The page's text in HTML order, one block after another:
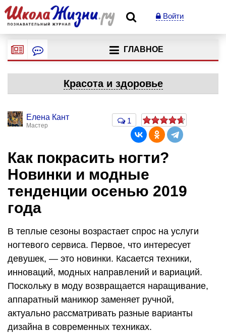
Войти
ГЛАВНОЕ
Красота и здоровье
Елена Кант
Мастер
1
Как покрасить ногти?
Новинки и модные
тенденции осенью 2019
года
В теплые сезоны возрастает спрос на услуги
ногтевого сервиса. Первое, что интересует
девушек, — это новинки. Касается техники,
инноваций, модных направлений и вариаций.
Поскольку в моду возвращается наращивание,
аппаратный маникюр заменяет ручной,
актуально рассматривать разные варианты
дизайна в современных техниках.